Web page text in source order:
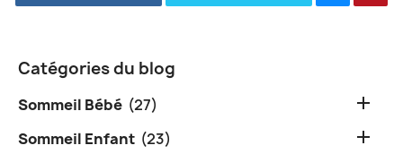
Catégories du blog
Sommeil Bébé (27) 
Sommeil Enfant (23) 